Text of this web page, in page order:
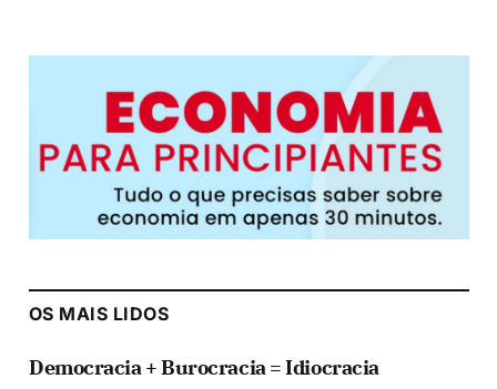
OS MAIS LIDOS
Democracia + Burocracia = Idiocracia